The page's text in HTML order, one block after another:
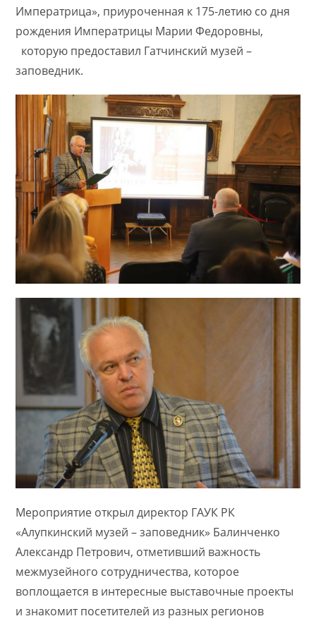
Императрица», приуроченная к 175-летию со дня
рождения Императрицы Марии Федоровны,
которую предоставил Гатчинский музей –
заповедник.
Мероприятие открыл директор ГАУК РК
«Алупкинский музей – заповедник» Балинченко
Александр Петрович, отметивший важность
межмузейного сотрудничества, которое
воплощается в интересные выставочные проекты
и знакомит посетителей из разных регионов